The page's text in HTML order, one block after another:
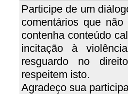
Participe de um
comentários que
contenha conteúdo
incitação à
resguardo no
respeitem isto.
Agradeço sua